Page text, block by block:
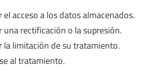
el acceso a los datos almacenados.
una rectificación o la supresión.
la limitación de su tratamiento.
al tratamiento.